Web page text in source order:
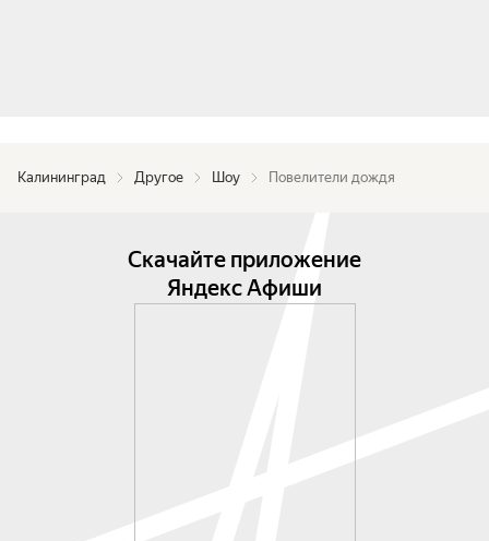
Калининград Другое Шоу Повелители дождя
Скачайте приложение
Яндекс Афиши